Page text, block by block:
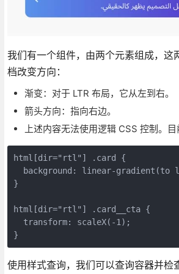
我们有一个组件，由两个元素组成，这
档改变方向：
渐变：对于 LTR 布局，它从左到右。
箭头方向：指向右边。
上述内容无法使用逻辑 CSS 控制。目
html[dir="rtl"] .card {
background: linear-gradient(to
}
html[dir="rtl"] .card__cta {
  transform: scaleX(-1);
}
使用样式查询，我们可以查询容器并